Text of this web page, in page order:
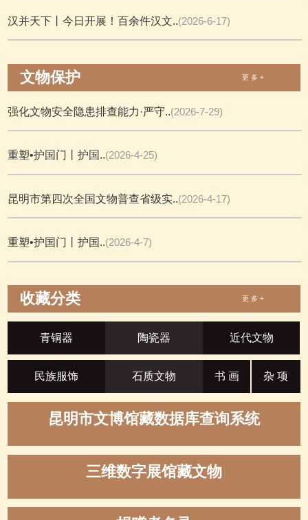
汉并天下丨今日开展！百余件汉文..(2026-6-17)
文物保护 更 多 +
强化文物安全隐患排查能力·严守..(2026-7-29)
重塑•护国门丨护国..(2026-4-25)
昆明市第四次全国文物普查省级实..(2026-4-17)
重塑•护国门丨护国..(2026-4-7)
收藏分类 更 多 +
青铜器 陶瓷器 近代文物
民族服饰 石质文物 书 画 杂 项
昆明市文博馆藏数据库查询系统
三维数字展馆藏文物